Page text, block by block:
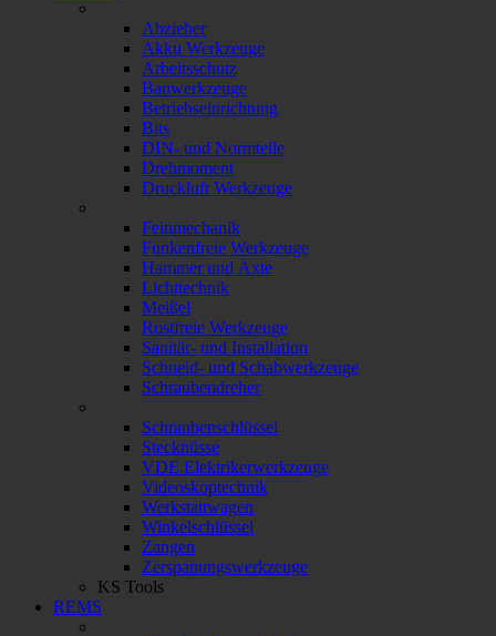
Abzieher
Akku Werkzeuge
Arbeitsschutz
Bauwerkzeuge
Betriebseinrichtung
Bits
DIN- und Normteile
Drehmoment
Druckluft Werkzeuge
Feinmechanik
Funkenfreie Werkzeuge
Hammer und Äxte
Lichttechnik
Meißel
Rostfreie Werkzeuge
Sanitär- und Installation
Schneid- und Schabwerkzeuge
Schraubendreher
Schraubenschlüssel
Stecknüsse
VDE Elektrikerwerkzeuge
Videoskoptechnik
Werkstattwagen
Winkelschlüssel
Zangen
Zerspanungswerkzeuge
KS Tools
REMS